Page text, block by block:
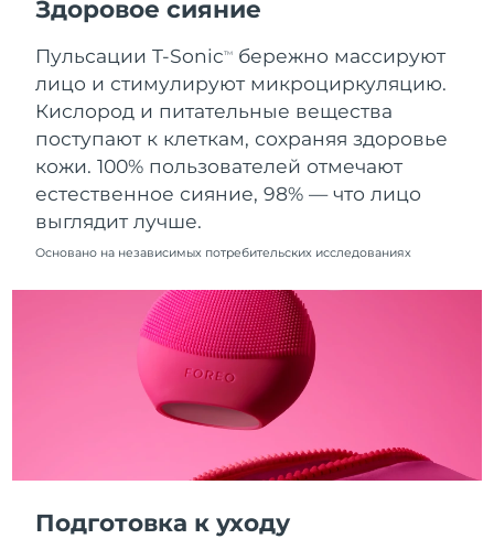
Здоровое сияние
Пульсации T-SonicTM
бережно массируют
лицо и стимулируют микроциркуляцию.
Кислород и питательные вещества
поступают к клеткам, сохраняя здоровье
кожи. 100% пользователей отмечают
естественное сияние, 98% — что лицо
выглядит лучше.
Основано на независимых потребительских исследованиях
Подготовка к уходу
Нидерланды
Ожидаемая дата доставки
09.08.2026
Новая Зеландия
Ожидаемая дата доставки
09.08.2026
Норвегия
Ожидаемая дата доставки
09.08.2026
Оман
Ожидаемая дата доставки
Филиппины
Ожидаемая дата доставки
Ожидаемая дата доставки
Ожидаемая дата доставки
09.08.2026
Пуэрто-Рико
Ожидаемая дата доставки